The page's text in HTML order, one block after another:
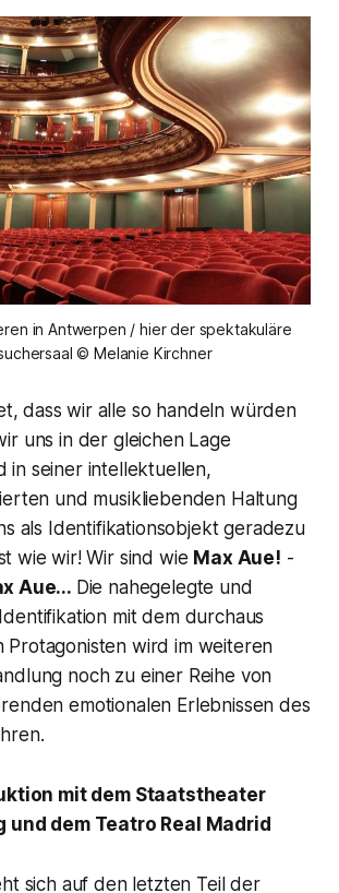
in Antwerpen / hier der spektakuläre
© Melanie Kirchner
dass wir alle so handeln würden
uns in der gleichen Lage
in seiner intellektuellen,
und musikliebenden Haltung
als Identifikationsobjekt geradezu
wie wir! Wir sind wie Max Aue! -
Aue... Die nahegelegte und
mit dem durchaus
Protagonisten wird im weiteren
noch zu einer Reihe von
emotionalen Erlebnissen des
mit dem Staatstheater
und dem Teatro Real Madrid
sich auf den letzten Teil der